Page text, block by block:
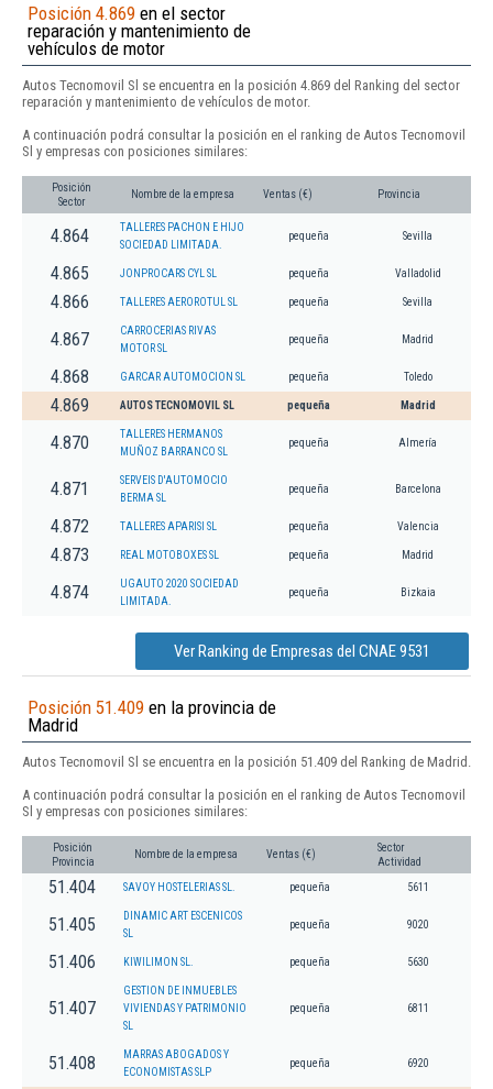
Posición 4.869 en el sector
reparación y mantenimiento de
vehículos de motor
Autos Tecnomovil Sl se encuentra en la posición 4.869 del Ranking del sector
reparación y mantenimiento de vehículos de motor.
A continuación podrá consultar la posición en el ranking de Autos Tecnomovil
Sl y empresas con posiciones similares:
Posición
Sector
Nombre de la empresa Ventas (€) Provincia
4.864
TALLERES PACHON E HIJO
SOCIEDAD LIMITADA.
pequeña Sevilla
4.865 JONPROCARS CYL SL pequeña Valladolid
4.866 TALLERES AEROROTUL SL pequeña Sevilla
4.867
CARROCERIAS RIVAS
MOTOR SL
pequeña Madrid
4.868 GARCAR AUTOMOCION SL pequeña Toledo
4.869 AUTOS TECNOMOVIL SL pequeña Madrid
4.870
TALLERES HERMANOS
MUÑOZ BARRANCO SL
pequeña Almería
4.871
SERVEIS D'AUTOMOCIO
BERMA SL
pequeña Barcelona
4.872 TALLERES APARISI SL pequeña Valencia
4.873 REAL MOTOBOXES SL pequeña Madrid
4.874
UGAUTO 2020 SOCIEDAD
LIMITADA.
pequeña Bizkaia
Ver Ranking de Empresas del CNAE 9531
Posición 51.409 en la provincia de
Madrid
Autos Tecnomovil Sl se encuentra en la posición 51.409 del Ranking de Madrid.
A continuación podrá consultar la posición en el ranking de Autos Tecnomovil
Sl y empresas con posiciones similares:
Posición
Provincia
Nombre de la empresa Ventas (€)
Sector
Actividad
51.404 SAVOY HOSTELERIAS SL. pequeña 5611
51.405
DINAMIC ART ESCENICOS
SL
pequeña 9020
51.406 KIWILIMON SL. pequeña 5630
51.407
GESTION DE INMUEBLES
VIVIENDAS Y PATRIMONIO
SL
pequeña 6811
51.408
MARRAS ABOGADOS Y
ECONOMISTAS SLP
pequeña 6920